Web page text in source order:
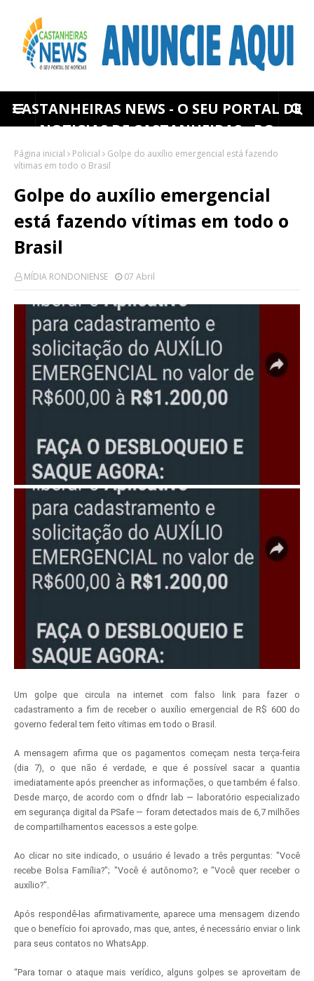
CASTANHEIRAS NEWS - O SEU PORTAL DE
NOTICIAS DE CASTANHEIRAS - RO
Página inicial Policial
Golpe do auxílio emergencial está fazendo
vítimas em todo o Brasil
Golpe do auxílio emergencial
está fazendo vítimas em todo o
Brasil
MÍDIA RONDONIENSE 07 Abril
Um golpe que circula na internet com falso link para fazer o
cadastramento a fim de receber o auxílio emergencial de R$ 600 do
governo federal tem feito vítimas em todo o Brasil.
A mensagem afirma que os pagamentos começam nesta terça-feira
(dia 7), o que não é verdade, e que é possível sacar a quantia
imediatamente após preencher as informações, o que também é falso.
Desde março, de acordo com o dfndr lab — laboratório especializado
em segurança digital da PSafe — foram detectados mais de 6,7 milhões
de compartilhamentos eacessos a este golpe.
Ao clicar no site indicado, o usuário é levado a três perguntas: "Você
recebe Bolsa Família?"; "Você é autônomo?; e "Você quer receber o
auxílio?".
Após respondê-las afirmativamente, aparece uma mensagem dizendo
que o benefício foi aprovado, mas que, antes, é necessário enviar o link
para seus contatos no WhatsApp.
“Para tornar o ataque mais verídico, alguns golpes se aproveitam de